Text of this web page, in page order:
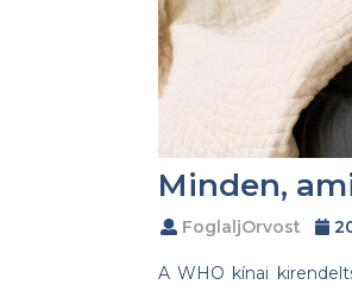
Minden,
FoglaljOrvost
A WHO kínai